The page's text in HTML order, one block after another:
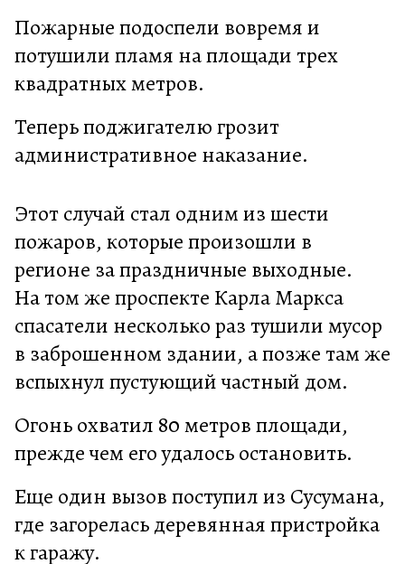
Пожарные подоспели вовремя и
потушили пламя на площади трех
квадратных метров.
Теперь поджигателю грозит
административное наказание.
Этот случай стал одним из шести
пожаров, которые произошли в
регионе за праздничные выходные.
На том же проспекте Карла Маркса
спасатели несколько раз тушили мусор
в заброшенном здании, а позже там же
вспыхнул пустующий частный дом.
Огонь охватил 80 метров площади,
прежде чем его удалось остановить.
Еще один вызов поступил из Сусумана,
где загорелась деревянная пристройка
к гаражу.